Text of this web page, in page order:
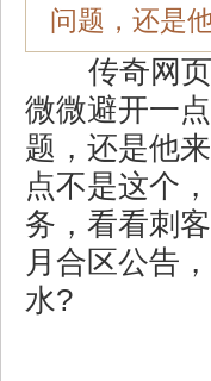
问题，还是
传奇网
微微避开一
题，还是他
点不是这个
务，看看刺
月合区公告
水?